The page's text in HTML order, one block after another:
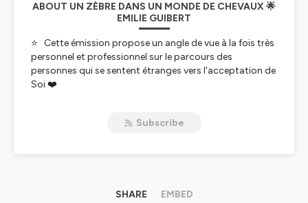
ABOUT UN ZÈBRE DANS UN MONDE DE CHEVAUX 🌟
EMILIE GUIBERT
⭐ Cette émission propose un angle de vue à la fois très
personnel et professionnel sur le parcours des
personnes qui se sentent étranges vers l'acceptation de
Soi ❤️
s'est toujours sentie étrange dans ce monde, comme
fonctionnement 🌟
Subscribe
SHARE EMBED